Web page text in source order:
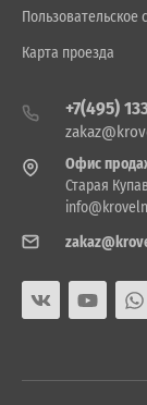
Пользовательское
Карта проезда
+7(495)
Офис
Старая